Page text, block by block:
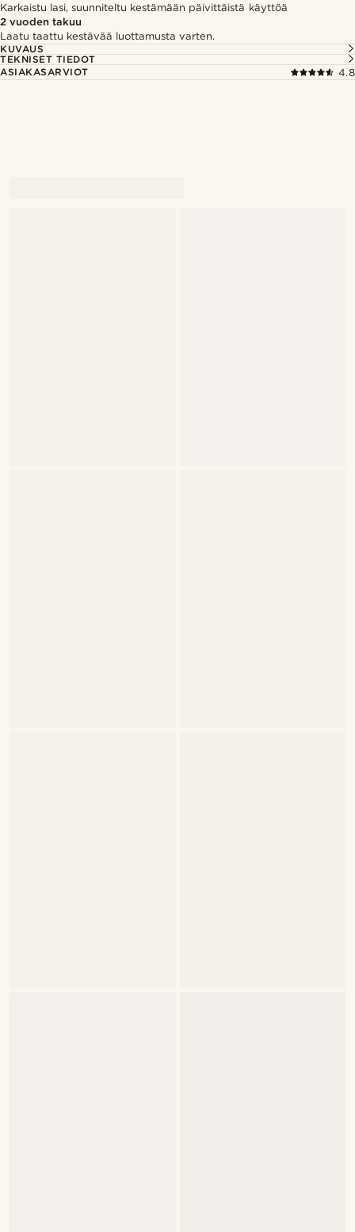
Karkaistu lasi, suunniteltu kestämään päivittäistä käyttöä
2 vuoden takuu
Laatu taattu kestävää luottamusta varten.
KUVAUS
TEKNISET TIEDOT
ASIAKASARVIOT
4.8